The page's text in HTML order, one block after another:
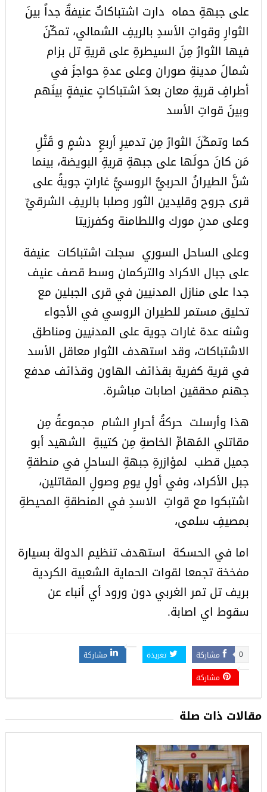
على جبهةِ حماه دارت اشتباكاتٌ عنيفةٌ جداً بينَ
الثوارِ وقواتِ الأسدِ بالريفِ الشمالي، تمكّنَ
فيها الثوارُ مِنَ السيطرةِ على قريةِ تل بزام
شمالَ مدينةِ صوران وعلى عدةِ حواجزَ في
أطرافِ قريةِ معان بعدَ اشتباكاتٍ عنيفةٍ بينَهم
وبينَ قواتِ الأسد
كما وتمكّنَ الثوارُ مِن تدميرِ أربعِ دشمٍ و قَتْلِ
مَن كانَ حولَها على جبهةِ قريةِ ‏البويضة، بينما
شنَّ الطيرانُ الحربيُّ الروسيُّ غاراتٍ جويةً على
قرى جروح وقليدين الثور وصلبا بالريفِ الشرقيِّ
وعلى مدنِ مورك واللطامنة وكفرزيتا
وعلى الساحل السوري سجلت اشتباكات عنيفة
على جبال الاكراد والتركمان وسط قصف عنيف
جدا على منازل المدنيين في قرى الجبلين مع
تحليق مستمر للطيران الروسي في الأجواء
وشنه عدة غارات جوية على المدنيين ومناطق
الاشتباكات، وقد استهدف الثوار معاقل الأسد
في قرية كفرية بقذائف الهاون وقذائف مدفع
جهنم محققين اصابات مباشرة.
هذا وأرسلت حركةُ أحرارِ الشام مجموعةً مِن
مقاتلي المَهامِّ الخاصةِ مِن كتيبةِ الشهيد أبو
جميل قطب لمؤازرةِ جبهةِ الساحلِ في منطقةِ
جبل الأكراد، وفي أولِ يومِ وصولِ المقاتلين،
اشتبكوا مع قواتِ الاسدِ في المنطقةِ المحيطةِ
بمصيفِ سلمى،
اما في الحسكة استهدف تنظيم الدولة بسيارة
مفخخة تجمعا لقوات الحماية الشعبية الكردية
بريف تل تمر الغربي دون ورود أي أنباء عن
سقوط اي اصابة.
مشاركة 0 تغريدة
مشاركة
مشاركة
مقالات ذات صلة